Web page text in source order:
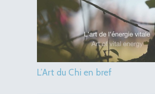
L’Art du Chi en bref